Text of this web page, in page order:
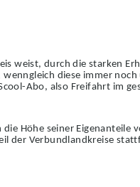
weist, durch die starken
diese immer
Abo, also Freifahrt im
Höhe seiner Eigenanteile
der Verbundlandkreise statt